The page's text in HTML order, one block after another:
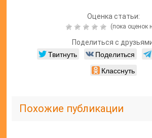
Оценка статьи:
(пока оценок
Поделиться с
Твитнуть Поделиться
Класснуть
Похожие публикации